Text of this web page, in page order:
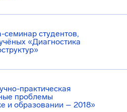
семинар студентов,
«Диагностика
практическая
проблемы
и образовании – 2018»